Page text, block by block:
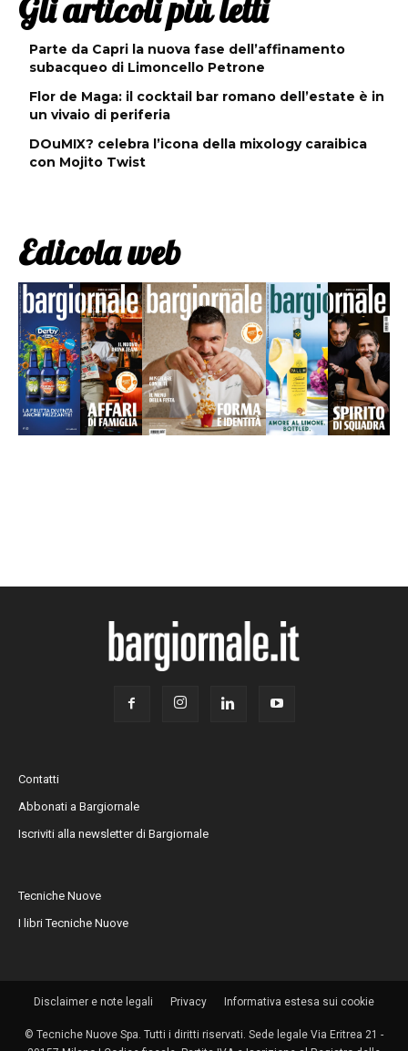
Gli articoli più letti
Parte da Capri la nuova fase dell’affinamento
subacqueo di Limoncello Petrone
Flor de Maga: il cocktail bar romano dell’estate è in
un vivaio di periferia
DOuMIX? celebra l’icona della mixology caraibica
con Mojito Twist
Edicola web
Contatti
Abbonati a Bargiornale
Iscriviti alla newsletter di Bargiornale
Tecniche Nuove
I libri Tecniche Nuove
Disclaimer e note legali Privacy Informativa estesa sui cookie
© Tecniche Nuove Spa. Tutti i diritti riservati. Sede legale Via Eritrea 21 -